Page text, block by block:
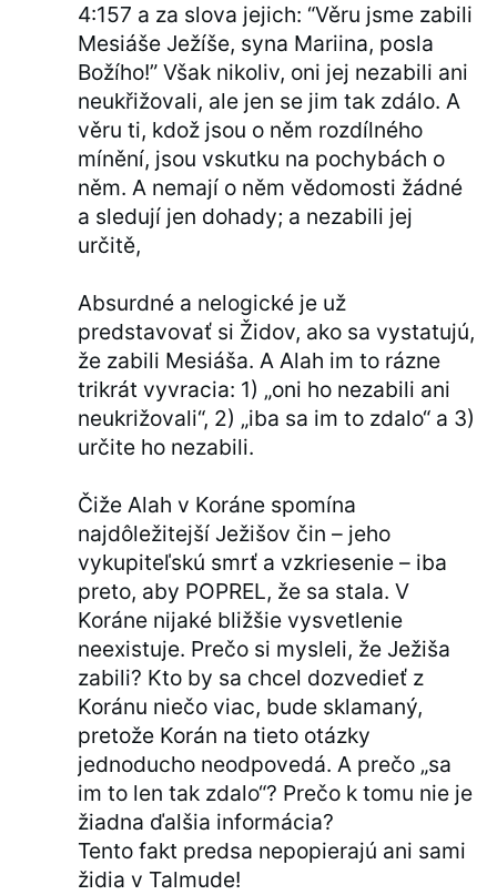
4:157 a za slova jejich: “Věru jsme zabili
Mesiáše Ježíše, syna Mariina, posla
Božího!” Však nikoliv, oni jej nezabili ani
neukřižovali, ale jen se jim tak zdálo. A
věru ti, kdož jsou o něm rozdílného
mínění, jsou vskutku na pochybách o
něm. A nemají o něm vědomosti žádné
a sledují jen dohady; a nezabili jej
určitě,
Absurdné a nelogické je už
predstavovať si Židov, ako sa vystatujú,
že zabili Mesiáša. A Alah im to rázne
trikrát vyvracia: 1) „oni ho nezabili ani
neukrižovali“, 2) „iba sa im to zdalo“ a 3)
určite ho nezabili.
Čiže Alah v Koráne spomína
najdôležitejší Ježišov čin – jeho
vykupiteľskú smrť a vzkriesenie – iba
preto, aby POPREL, že sa stala. V
Koráne nijaké bližšie vysvetlenie
neexistuje. Prečo si mysleli, že Ježiša
zabili? Kto by sa chcel dozvedieť z
Koránu niečo viac, bude sklamaný,
pretože Korán na tieto otázky
jednoducho neodpovedá. A prečo „sa
im to len tak zdalo“? Prečo k tomu nie je
žiadna ďalšia informácia?
Tento fakt predsa nepopierajú ani sami
židia v Talmude!